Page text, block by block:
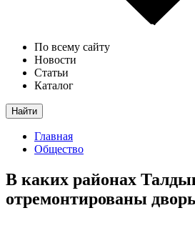
По всему сайту
Новости
Статьи
Каталог
Найти
Главная
Общество
В каких районах
отремонтированы